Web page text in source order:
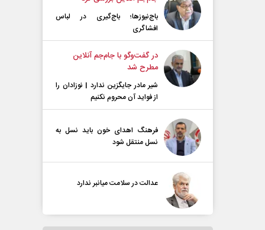
باج‌نیوزها؛ باج‌گیری در لباس
افشاگری
در گفت‌و‌گو با جام‌جم آنلاین
مطرح شد
شیر مادر جایگزین ندارد | نوزادان را
از فواید آن محروم نکنیم
فرهنگ اهدای خون باید نسل به
نسل منتقل شود
عدالت در سلامت میانبر ندارد